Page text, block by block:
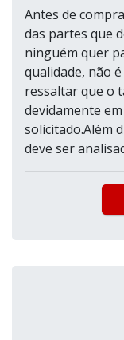
Antes de
das partes que
ninguém quer
qualidade, não
ressaltar que o
devidamente
solicitado.Além
deve ser